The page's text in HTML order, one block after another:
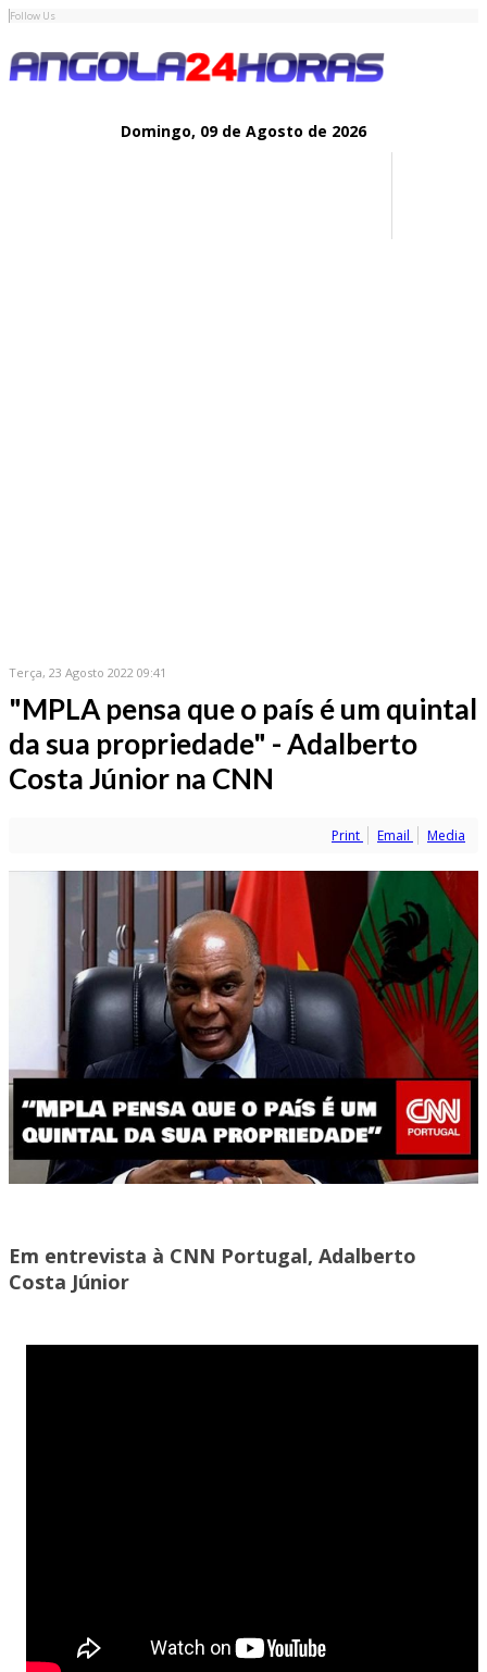
Follow Us
Domingo, 09 de Agosto de 2026
Terça, 23 Agosto 2022 09:41
"MPLA pensa que o país é um quintal
da sua propriedade" - Adalberto
Costa Júnior na CNN
Print Email Media
Em entrevista à CNN Portugal, Adalberto
Costa Júnior